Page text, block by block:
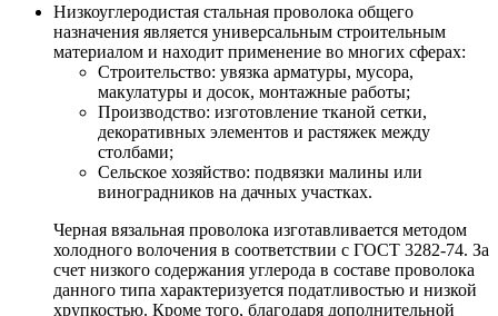
Низкоуглеродистая стальная проволока общего
назначения является универсальным строительным
материалом и находит применение во многих сферах:
Строительство: увязка арматуры, мусора,
макулатуры и досок, монтажные работы;
Производство: изготовление тканой сетки,
декоративных элементов и растяжек между
столбами;
Сельское хозяйство: подвязки малины или
виноградников на дачных участках.
Черная вязальная проволока изготавливается методом
холодного волочения в соответствии с ГОСТ 3282-74. За
счет низкого содержания углерода в составе проволока
данного типа характеризуется податливостью и низкой
хрупкостью. Кроме того, благодаря дополнительной